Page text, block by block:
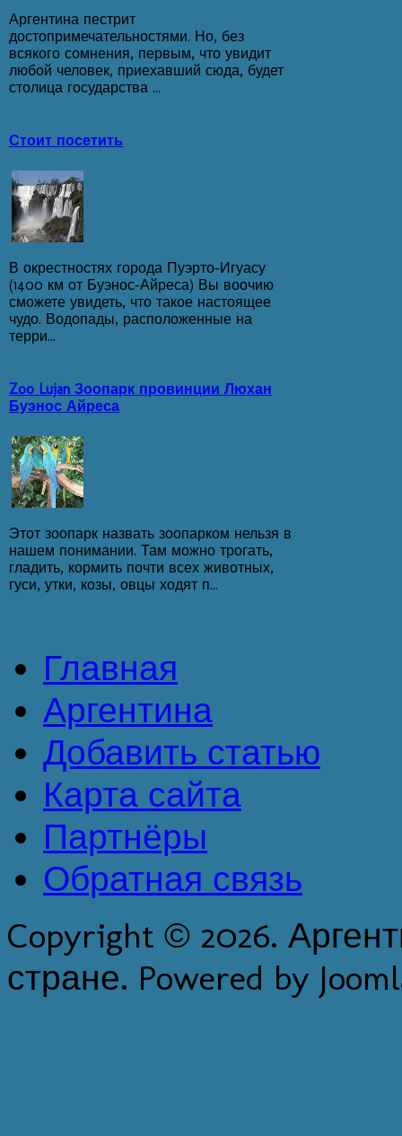
Аргентина пестрит
достопримечательностями. Но, без
всякого сомнения, первым, что увидит
любой человек, приехавший сюда, будет
столица государства ...
Стоит посетить
В окрестностях города Пуэрто-Игуасу
(1400 км от Буэнос-Айреса) Вы воочию
сможете увидеть, что такое настоящее
чудо. Водопады, расположенные на
терри...
Zoo Lujan Зоопарк провинции Люхан
Буэнос Айреса
Этот зоопарк назвать зоопарком нельзя в
нашем понимании. Там можно трогать,
гладить, кормить почти всех животных,
гуси, утки, козы, овцы ходят п...
Главная
Аргентина
Добавить статью
Карта сайта
Партнёры
Обратная связь
Copyright © 2026.
стране. Powered by